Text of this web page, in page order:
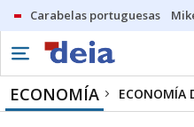
Carabelas portuguesas
ECONOMÍA ECONOMÍA